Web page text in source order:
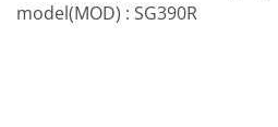
model(MOD) : SG390R